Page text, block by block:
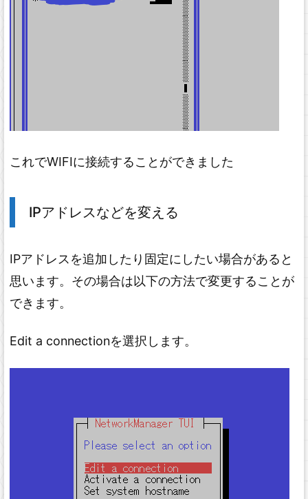
これでWIFIに接続することができました
IPアドレスなどを変える
IPアドレスを追加したり固定にしたい場合があると
思います。その場合は以下の方法で変更することが
できます。
Edit a connectionを選択します。